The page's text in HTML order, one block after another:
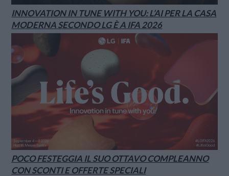
INNOVATION IN TUNE WITH YOU: L’AI PER LA CASA
MODERNA SECONDO LG È A IFA 2026
POCO FESTEGGIA IL SUO OTTAVO COMPLEANNO
CON SCONTI E OFFERTE SPECIALI